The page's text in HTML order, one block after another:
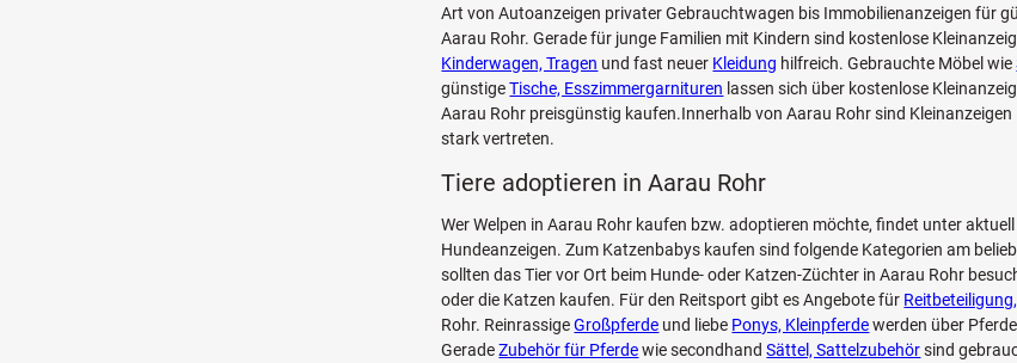
Art von Autoanzeigen privater Gebrauchtwagen bis Immobilienanzeigen für
Aarau Rohr. Gerade für junge Familien mit Kindern sind kostenlose
Kinderwagen, Tragen und fast neuer Kleidung hilfreich. Gebrauchte Möbel wie
günstigeTische, Esszimmergarnituren lassen sich über kostenlose
Aarau Rohr preisgünstig kaufen.Innerhalb von Aarau Rohr sind
stark vertreten.
Tiere adoptieren in Aarau Rohr
Wer Welpen in Aarau Rohr kaufen bzw. adoptieren möchte, findet unter
Hundeanzeigen. Zum Katzenbabys kaufen sind folgende Kategorien am
sollten das Tier vor Ort beim Hunde- oder Katzen-Züchter in Aarau Rohr
oder die Katzen kaufen. Für den Reitsport gibt es Angebote für
Rohr. ReinrassigeGroßpferde und liebe Ponys, Kleinpferdewerden über
GeradeZubehör für Pferdewie secondhandSättel, Sattelzubehörsind